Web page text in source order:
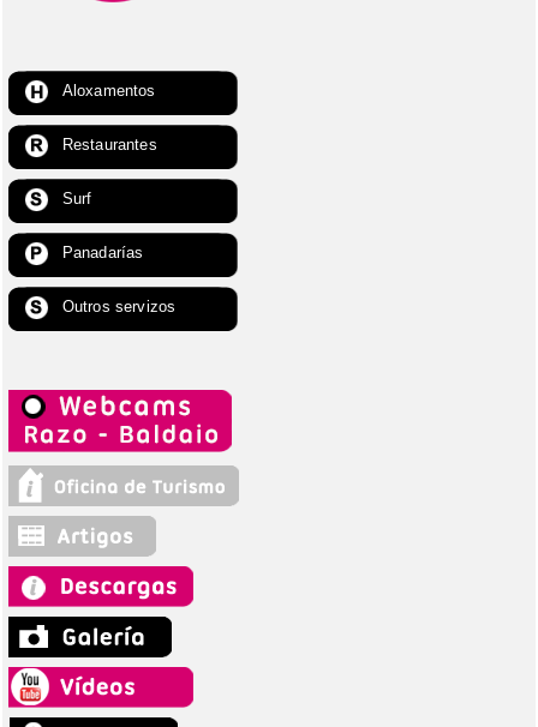
Aloxamentos
Restaurantes
Surf
Panadarías
Outros servizos